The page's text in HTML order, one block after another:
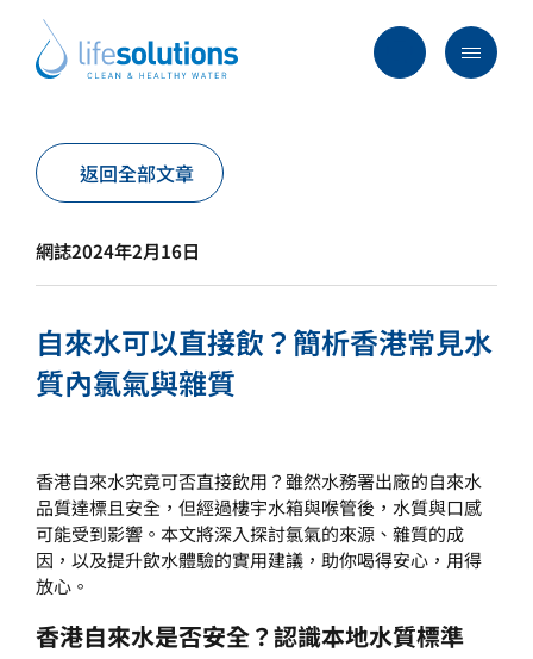
content
香
港
Menu
行業及方案
主要服務
所有產品
最新資訊
常見問題
返回全部文章
網誌2024年2月16日
自來水可以直接飲？簡析香港常見水
質內氯氣與雜質
香港自來水究竟可否直接飲用？雖然水務署出廠的自來水
品質達標且安全，但經過樓宇水箱與喉管後，水質與口感
可能受到影響。本文將深入探討氯氣的來源、雜質的成
因，以及提升飲水體驗的實用建議，助你喝得安心，用得
放心。
香港自來水是否安全？認識本地水質標準